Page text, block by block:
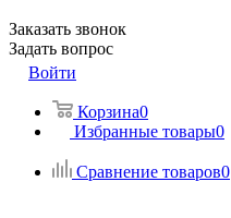
Заказать звонок
Задать вопрос
Войти
Корзина0
Избранные товары0
Сравнение товаров0